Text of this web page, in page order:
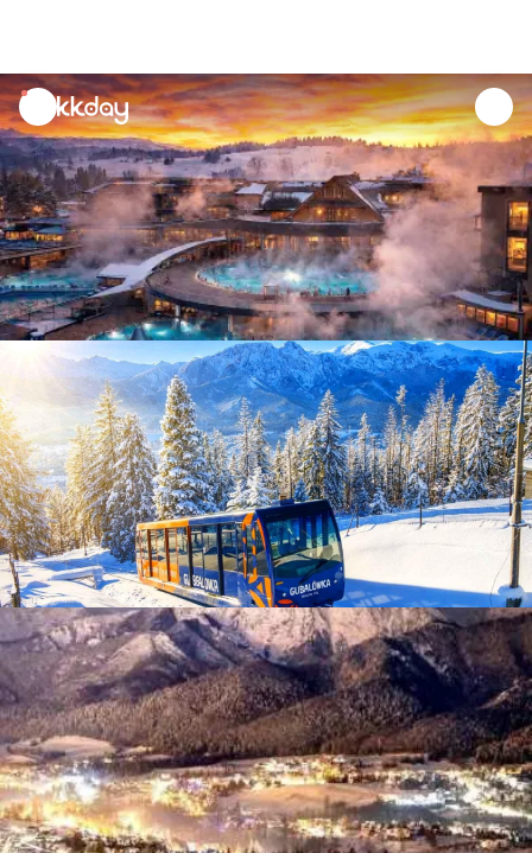
unread
notifications